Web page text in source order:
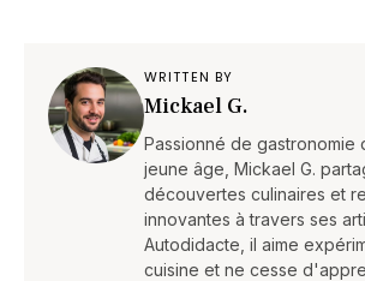
WRITTEN BY
Mickael G.
Passionné de gastronomie
jeune âge, Mickael G.
découvertes culinaires et
innovantes à travers ses
Autodidacte, il aime
cuisine et ne cesse